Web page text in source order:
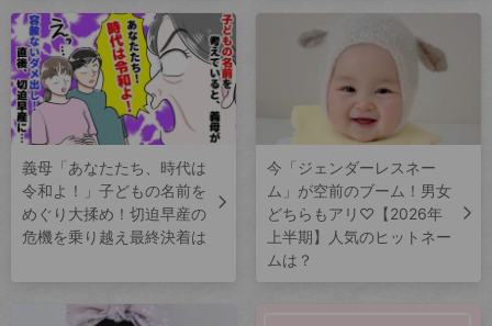
義母「あなたたち、時代は
令和よ！」子どもの名前を
めぐり大揉め！切迫早産の
危機を乗り越え最終決着は
今「ジェンダーレスネー
ム」が空前のブーム！男女
どちらもアリ♡【2026年
上半期】人気のヒットネー
ムは？